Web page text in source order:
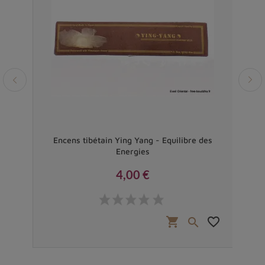
Encens tibétain Ying Yang - Equilibre des
Energies
4,00 €
shopping_cart  favorite_border